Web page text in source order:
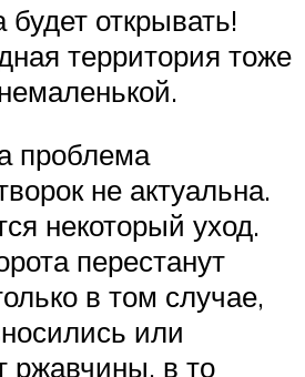
будет открывать!
территория тоже
проблема
не актуальна.
некоторый уход.
перестанут
в том случае,
или
ржавчины, в то